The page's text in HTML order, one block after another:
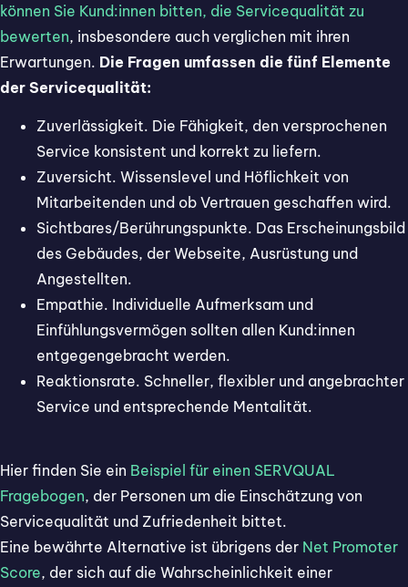
können Sie Kund:innen bitten, die Servicequalität zu
bewerten, insbesondere auch verglichen mit ihren
Erwartungen. Die Fragen umfassen die fünf Elemente
der Servicequalität:
Zuverlässigkeit. Die Fähigkeit, den versprochenen
Service konsistent und korrekt zu liefern.
Zuversicht. Wissenslevel und Höflichkeit von
Mitarbeitenden und ob Vertrauen geschaffen wird.
Sichtbares/Berührungspunkte. Das Erscheinungsbild
des Gebäudes, der Webseite, Ausrüstung und
Angestellten.
Empathie. Individuelle Aufmerksam und
Einfühlungsvermögen sollten allen Kund:innen
entgegengebracht werden.
Reaktionsrate. Schneller, flexibler und angebrachter
Service und entsprechende Mentalität.
Hier finden Sie ein Beispiel für einen SERVQUAL
Fragebogen, der Personen um die Einschätzung von
Servicequalität und Zufriedenheit bittet.
Eine bewährte Alternative ist übrigens der Net Promoter
Score, der sich auf die Wahrscheinlichkeit einer